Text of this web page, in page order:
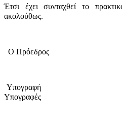
Έτσι έχει συνταχθεί το
ακολούθως.
Ο Πρόεδρος
Υπογραφή
Υπογραφές